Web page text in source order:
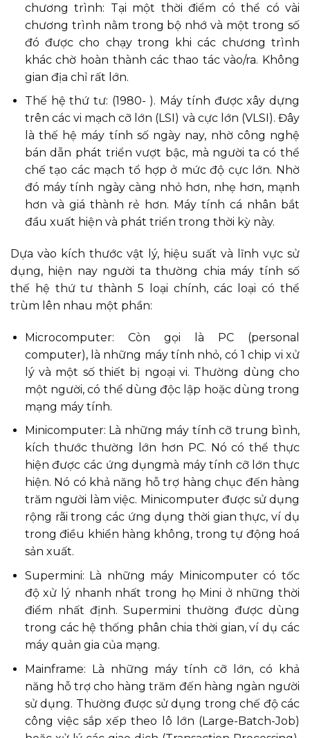
chương trình: Tại một thời điểm có thể có vài
chương trình nằm trong bộ nhớ và một trong số
đó được cho chạy trong khi các chương trình
khác chờ hoàn thành các thao tác vào/ra. Không
gian địa chỉ rất lớn.
Thế hệ thứ tư: (1980- ). Máy tính được xây dựng
trên các vi mạch cỡ lớn (LSI) và cực lớn (VLSI). Đây
là thế hệ máy tính số ngày nay, nhờ công nghệ
bán dẫn phát triển vượt bậc, mà người ta có thể
chế tạo các mạch tổ hợp ở mức độ cực lớn. Nhờ
đó máy tính ngày càng nhỏ hơn, nhẹ hơn, mạnh
hơn và giá thành rẻ hơn. Máy tính cá nhân bắt
đầu xuất hiện và phát triển trong thời kỳ này.
Dựa vào kích thước vật lý, hiệu suất và lĩnh vực sử
dụng, hiện nay người ta thường chia máy tính số
thế hệ thứ tư thành 5 loại chính, các loại có thể
trùm lên nhau một phần:
Microcomputer: Còn gọi là PC (personal
computer), là những máy tính nhỏ, có 1 chip vi xử
lý và một số thiết bị ngoại vi. Thường dùng cho
một người, có thể dùng độc lập hoặc dùng trong
mạng máy tính.
Minicomputer: Là những máy tính cỡ trung bình,
kích thước thường lớn hơn PC. Nó có thể thực
hiện được các ứng dụngmà máy tính cỡ lớn thực
hiện. Nó có khả năng hỗ trợ hàng chục đến hàng
trăm người làm việc. Minicomputer được sử dụng
rộng rãi trong các ứng dụng thời gian thực, ví dụ
trong điều khiển hàng không, trong tự động hoá
sản xuất.
Supermini: Là những máy Minicomputer có tốc
độ xử lý nhanh nhất trong họ Mini ở những thời
điểm nhất định. Supermini thường được dùng
trong các hệ thống phân chia thời gian, ví dụ các
máy quản gia của mạng.
Mainframe: Là những máy tính cỡ lớn, có khả
năng hỗ trợ cho hàng trăm đến hàng ngàn người
sử dụng. Thường được sử dụng trong chế độ các
công việc sắp xếp theo lô lớn (Large-Batch-Job)